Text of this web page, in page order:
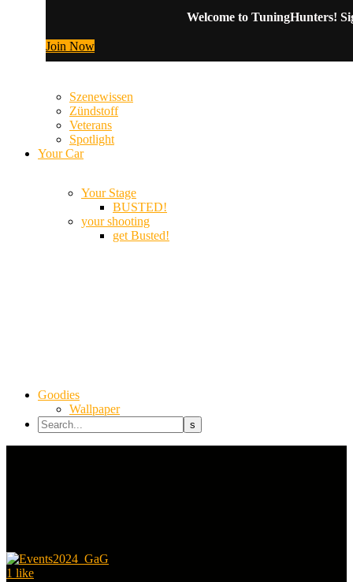
Welcome to TuningHunters!
Join Now
Szenewissen
Zündstoff
Veterans
Spotlight
Your Car
Your Stage
BUSTED!
your shooting
get Busted!
Goodies
Wallpaper
1 like